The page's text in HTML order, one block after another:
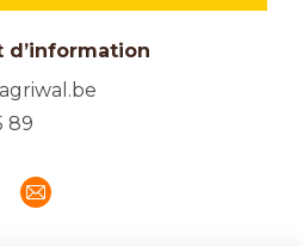
d’information
89
E-